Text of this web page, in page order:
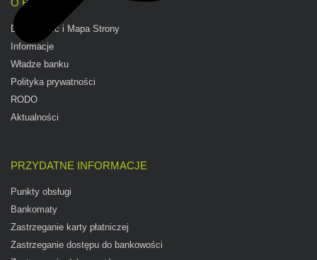
Dostępność i Mapa Strony
Informacje
Władze banku
Polityka prywatności
RODO
Aktualności
PRZYDATNE INFORMACJE
Punkty obsługi
Bankomaty
Zastrzeganie karty płatniczej
Zastrzeganie dostępu do bankowości